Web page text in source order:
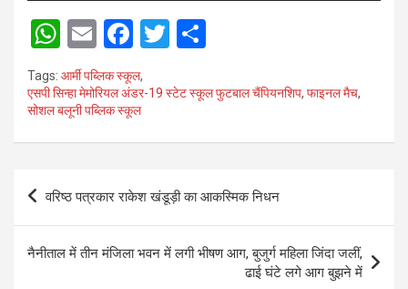
W
h
at
s
A
p
E
m
ail
F
a
ce
b
o
k
T
tt ar
Tags: आर्मी पब्लिक स्कूल,
एसपी सिन्हा मेमोरियल अंडर-19 स्टेट स्कूल फुटबाल चैंपियनशिप, फाइनल मैच,
सोशल बलूनी पब्लिक स्कूल
Post
navigation
वरिष्ठ पत्रकार राकेश खंडूड़ी का आकस्मिक निधन
नैनीताल में तीन मंजिला भवन में लगी भीषण आग, बुजुर्ग महिला जिंदा जलीं,
ढाई घंटे लगे आग बुझने में